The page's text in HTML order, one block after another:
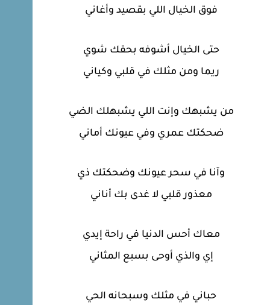
فوق الخيال اللي بقصيد وأغاني
حتى الخيال أشوفه بحقك شوي
ريما ومن مثلك في قلبي وكياني
من يشبهك وإنت اللي يشبهلك الضي
ضحكتك عمري وفي عيونك أماني
وآنا في سحر عيونك وضحكتك ذي
معذور قلبي لا غدى بك أناني
معاك أحس الدنيا في راحة إيدي
إي والذي أوحى بسبع المثاني
حباني في مثلك وسبحانه الحي